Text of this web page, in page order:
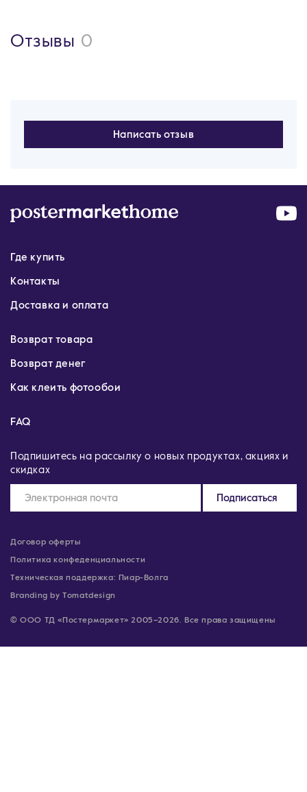
Отзывы 0
Написать отзыв
Где купить
Контакты
Доставка и оплата
Возврат товара
Возврат денег
Как клеить фотообои
FAQ
Подпишитесь на рассылку о новых продуктах, акциях и
скидках
Подписаться
© ООО ТД «Постермаркет» 2005–2026. Все права защищены
Договор оферты
Политика конфеденциальности
Техническая поддержка: Пиар-Волга
Branding by Tomatdesign